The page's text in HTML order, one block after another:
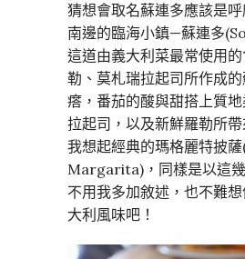
猜想會取名蘇連多應該是呼
南邊的臨海小鎮—蘇連多
這道由義大利菜最常使用
勒、莫札瑞拉起司所作成
瘩，番茄的酸與甜搭上質
拉起司，以及新鮮羅勒所
我想起經典的瑪格麗特披
Margarita)，同樣是以這幾
不用我多加敘述，也不難
大利風味吧！